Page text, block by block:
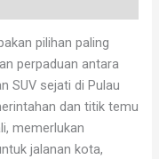
pilihan paling
perpaduan antara
SUV sejati di Pulau
dan titik temu
memerlukan
jalanan kota,